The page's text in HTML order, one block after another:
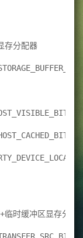
分配器
|
时缓冲区显存分配